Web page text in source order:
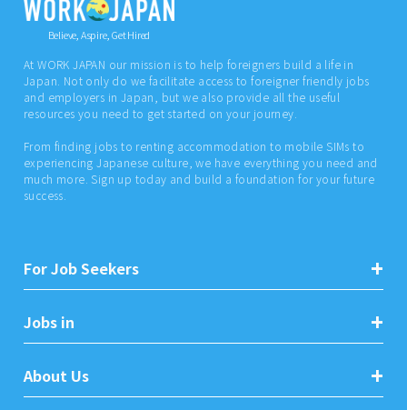
Believe, Aspire, Get Hired
At WORK JAPAN our mission is to help foreigners build a life in
Japan. Not only do we facilitate access to foreigner friendly jobs
and employers in Japan, but we also provide all the useful
resources you need to get started on your journey.
From finding jobs to renting accommodation to mobile SIMs to
experiencing Japanese culture, we have everything you need and
much more. Sign up today and build a foundation for your future
success.
For Job Seekers
Jobs in
About Us